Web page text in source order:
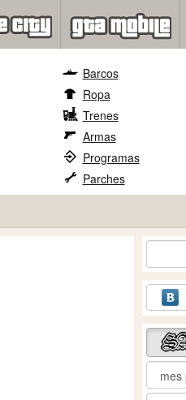
Barcos
Ropa
Trenes
Armas
Programas
Parches